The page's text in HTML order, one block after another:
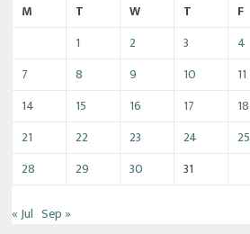
M
T W T F
1
2 3 4
7
8 9 10 11
14
15 16 17 18
21
22 23 24 25
28
29 30 31
« Jul Sep »